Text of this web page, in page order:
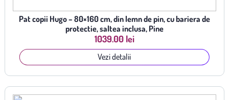
Pat copii Hugo – 80×160 cm, din lemn de pin, cu bariera de
protectie, saltea inclusa, Pine
1039.00 lei
Vezi detalii